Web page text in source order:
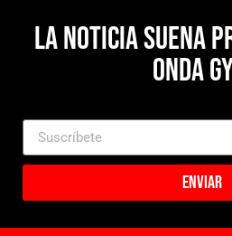
La noticia suena
Onda
Enviar